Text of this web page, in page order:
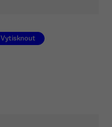
Vytisknout